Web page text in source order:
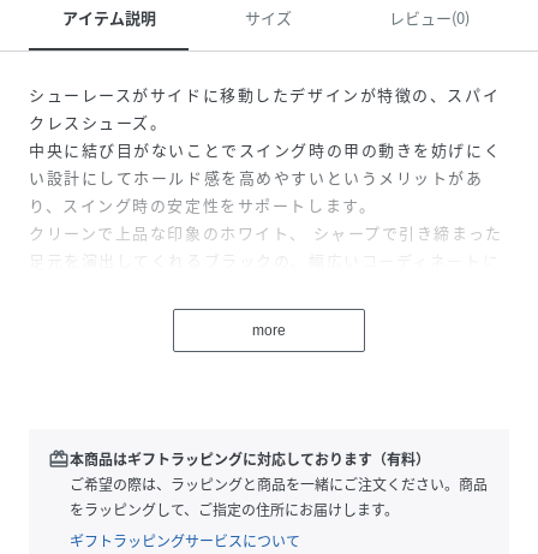
アイテム説明 サイズ レビュー(0)
シューレースがサイドに移動したデザインが特徴の、スパイ
クレスシューズ。
中央に結び目がないことでスイング時の甲の動きを妨げにく
い設計にしてホールド感を高めやすいというメリットがあ
り、スイング時の安定性をサポートします。
クリーンで上品な印象のホワイト、 シャープで引き締まった
足元を演出してくれるブラックの、幅広いコーディネートに
ゴルフコースや練習場はもちろん、コースへの行き帰りにも
共用できる、スポーティーさとカジュアル感をバランスよく
原産国 中国製
素材
(甲皮の使用材)人工皮革 ポリエステル
more
redeem本商品はギフトラッピングに対応しております（有料）
ご希望の際は、ラッピングと商品を一緒にご注文ください。商品
をラッピングして、ご指定の住所にお届けします。
ギフトラッピングサービスについて